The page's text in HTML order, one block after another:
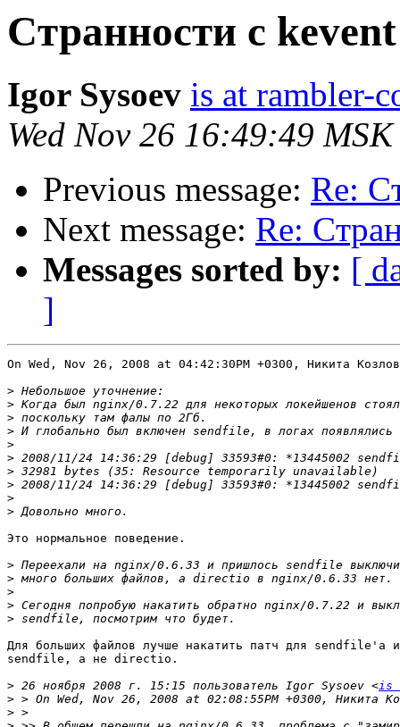
Cтранности с kevent
Igor Sysoev is at rambler-
Wed Nov 26 16:49:49
Previous message: Re:
Next message: Re:
Messages sorted by: [
]
On Wed, Nov 26, 2008 at 04:42:30PM +0300, Никита
>
>
>
>
>
>
>
>
>
>
Это нормальное поведение.
>
>
>
>
>
Для больших файлов лучше накатить патч для sendfile'а и
sendfile, а не directio.
> 26 ноября 2008 г. 15:15 пользователь Igor Sysoev <is
>
>